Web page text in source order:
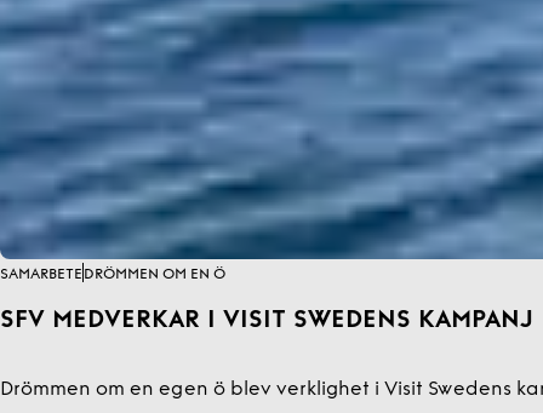
SAMARBETE DRÖMMEN OM EN Ö
SFV MEDVERKAR I VISIT SWEDENS KAMPANJ
Drömmen om en egen ö blev verklighet i Visit Swedens